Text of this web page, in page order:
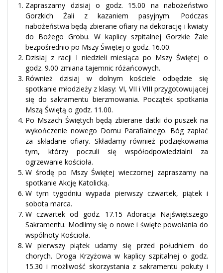
Zapraszamy dzisiaj o godz. 15.00 na nabożeństwo
Gorzkich Żali z kazaniem pasyjnym. Podczas
nabożeństwa będą zbierane ofiary na dekorację i kwiaty
do Bożego Grobu. W kaplicy szpitalnej Gorzkie Żale
bezpośrednio po Mszy Świętej o godz. 16.00.
Dzisiaj z racji I niedzieli miesiąca po Mszy Świętej o
godz. 9.00 zmiana tajemnic różańcowych.
Również dzisiaj w dolnym kościele odbędzie się
spotkanie młodzieży z klasy: VI, VII i VIII przygotowującej
się do sakramentu bierzmowania. Początek spotkania
Mszą Świętą o godz. 11.00.
Po Mszach Świętych będą zbierane datki do puszek na
wykończenie nowego Domu Parafialnego. Bóg zapłać
za składane ofiary. Składamy również podziękowania
tym, którzy poczuli się współodpowiedzialni za
ogrzewanie kościoła.
W środę po Mszy Świętej wieczornej zapraszamy na
spotkanie Akcję Katolicką.
W tym tygodniu wypada pierwszy czwartek, piątek i
sobota marca.
W czwartek od godz. 17.15 Adoracja Najświętszego
Sakramentu. Modlimy się o nowe i święte powołania do
wspólnoty Kościoła.
W pierwszy piątek udamy się przed południem do
chorych. Droga Krzyżowa w kaplicy szpitalnej o godz.
15.30 i możliwość skorzystania z sakramentu pokuty i